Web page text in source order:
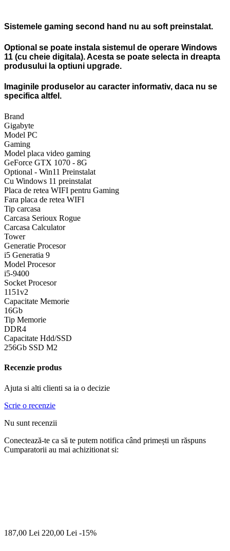
Sistemele gaming second hand nu au soft preinstalat.
Optional se poate instala sistemul de operare Windows
11 (cu cheie digitala). Acesta se poate selecta in dreapta
produsului la optiuni upgrade.
Imaginile produselor au caracter informativ, daca nu se
specifica altfel.
Brand
Gigabyte
Model PC
Gaming
Model placa video gaming
GeForce GTX 1070 - 8G
Optional - Win11 Preinstalat
Cu Windows 11 preinstalat
Placa de retea WIFI pentru Gaming
Fara placa de retea WIFI
Tip carcasa
Carcasa Serioux Rogue
Carcasa Calculator
Tower
Generatie Procesor
i5 Generatia 9
Model Procesor
i5-9400
Socket Procesor
1151v2
Capacitate Memorie
16Gb
Tip Memorie
DDR4
Capacitate Hdd/SSD
256Gb SSD M2
Recenzie produs
Ajuta si alti clienti sa ia o decizie
Scrie o recenzie
Nu sunt recenzii
Conectează-te ca să te putem notifica când primești un răspuns
Cumparatorii au mai achizitionat si:
187,00 Lei 220,00 Lei -15%